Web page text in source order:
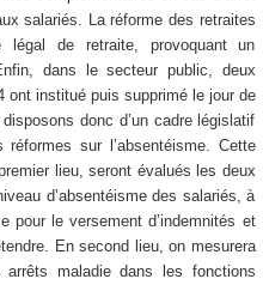
salariés. La réforme des retraites
de retraite, provoquant un
dans le secteur public, deux
ont institué puis supprimé le jour de
donc d’un cadre législatif
sur l’absentéisme. Cette
lieu, seront évalués les deux
d’absentéisme des salariés, à
pour le versement d’indemnités et
En second lieu, on mesurera
maladie dans les fonctions